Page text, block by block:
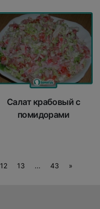
Салат крабовый с
помидорами
12 13 ... 43 »Next